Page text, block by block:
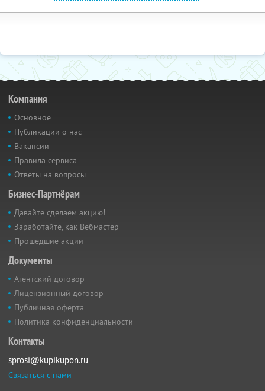
Компания
Основное
Публикации о нас
Вакансии
Правила сервиса
Ответы на вопросы
Бизнес-Партнёрам
Давайте сделаем акцию!
Заработайте, как Вебмастер
Прошедшие акции
Документы
Агентский договор
Лицензионный договор
Публичная оферта
Политика конфиденциальности
Контакты
sprosi@kupikupon.ru
Связаться с нами